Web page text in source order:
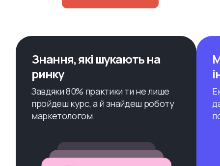
Знання, які шукають на
ринку
Завдяки 80% практики ти не лише
пройдеш курс, а й знайдеш роботу
маркетологом.